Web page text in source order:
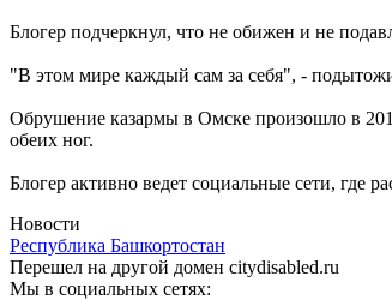
Блогер подчеркнул, что не обижен и не
"В этом мире каждый сам за себя", -
Обрушение казармы в Омске произошло в
обеих ног.
Блогер активно ведет социальные сети, где
Новости
Республика Башкортостан
Перешел на другой домен citydisabled.ru
Мы в социальных сетях: